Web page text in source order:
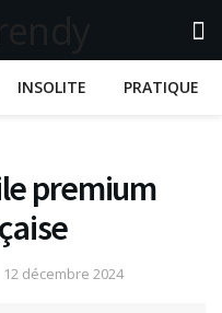
INSOLITE PRATIQUE
premium
12 décembre 2024